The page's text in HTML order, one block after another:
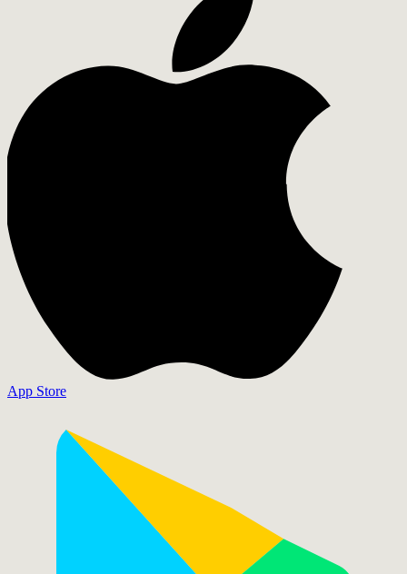
App Store